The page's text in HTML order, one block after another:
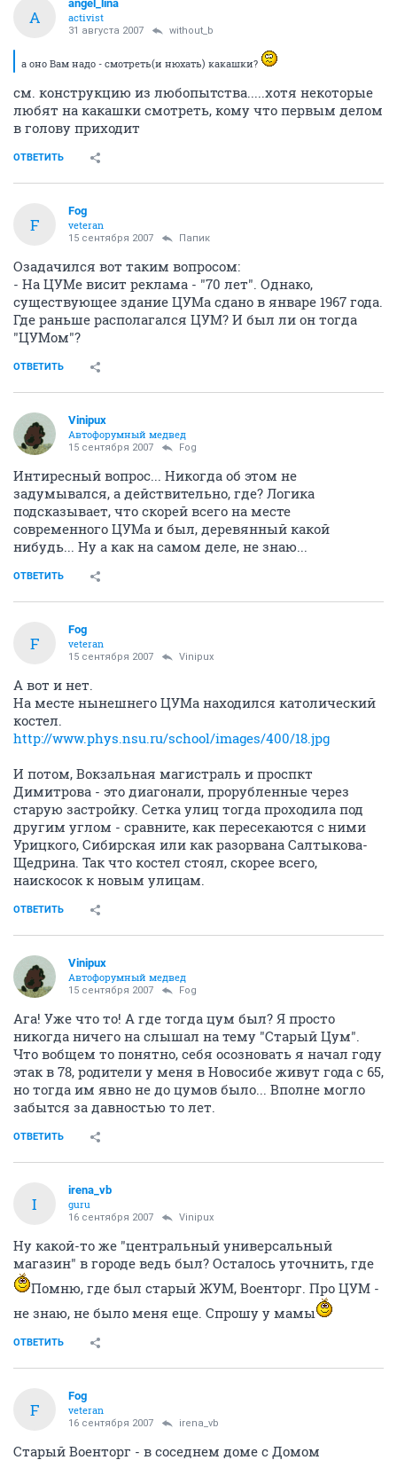
A
angel_lina
activist
31 августа 2007 without_b
а оно Вам надо - смотреть(и нюхать) какашки?
см. конструкцию из любопытства.....хотя некоторые
любят на какашки смотреть, кому что первым делом
в голову приходит
ОТВЕТИТЬ
F
Fоg
veteran
15 сентября 2007 Папик
Озадачился вот таким вопросом:
- На ЦУМе висит реклама - "70 лет". Однако,
существующее здание ЦУМа сдано в январе 1967 года.
Где раньше располагался ЦУМ? И был ли он тогда
"ЦУМом"?
ОТВЕТИТЬ
Vinipux
Автофорумный медвед
15 сентября 2007 Fоg
Интиресный вопрос... Никогда об этом не
задумывался, а действительно, где? Логика
подсказывает, что скорей всего на месте
современного ЦУМа и был, деревянный какой
нибудь... Ну а как на самом деле, не знаю...
ОТВЕТИТЬ
F
Fоg
veteran
15 сентября 2007 Vinipux
А вот и нет.
На месте нынешнего ЦУМа находился католический
костел.
http://www.phys.nsu.ru/school/images/400/18.jpg
И потом, Вокзальная магистраль и проспкт
Димитрова - это диагонали, прорубленные через
старую застройку. Сетка улиц тогда проходила под
другим углом - сравните, как пересекаются с ними
Урицкого, Сибирская или как разорвана Салтыкова-
Щедрина. Так что костел стоял, скорее всего,
наискосок к новым улицам.
ОТВЕТИТЬ
Vinipux
Автофорумный медвед
15 сентября 2007 Fоg
Ага! Уже что то! А где тогда цум был? Я просто
никогда ничего на слышал на тему "Старый Цум".
Что вобщем то понятно, себя осозновать я начал году
этак в 78, родители у меня в Новосибе живут года с 65,
но тогда им явно не до цумов было... Вполне могло
забытся за давностью то лет.
ОТВЕТИТЬ
I
irena_vb
guru
16 сентября 2007 Vinipux
Ну какой-то же "центральный универсальный
магазин" в городе ведь был? Осталось уточнить, где
Помню, где был старый ЖУМ, Военторг. Про ЦУМ -
не знаю, не было меня еще. Спрошу у мамы
ОТВЕТИТЬ
F
Fоg
veteran
16 сентября 2007 irena_vb
Старый Военторг - в соседнем доме с Домом